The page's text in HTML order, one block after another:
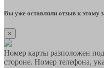
Вы уже оставляли отзыв к этому
×
Номер карты разположен
стороне. Номер телефона,